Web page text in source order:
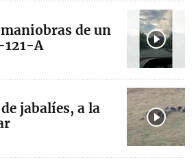
de un
121-A
jabalíes, a la